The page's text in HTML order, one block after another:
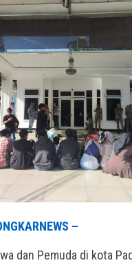
–
dan Pemuda di kota